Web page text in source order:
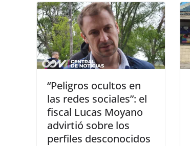
“Peligros ocultos en
las redes sociales”: el
fiscal Lucas Moyano
advirtió sobre los
perfiles desconocidos